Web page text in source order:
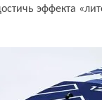
эффекта